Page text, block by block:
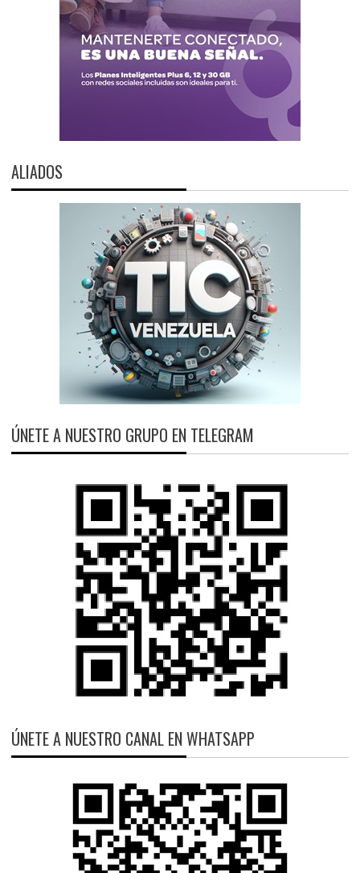
ALIADOS
ÚNETE A NUESTRO GRUPO EN TELEGRAM
ÚNETE A NUESTRO CANAL EN WHATSAPP